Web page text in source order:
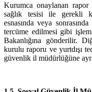
Kurumca onaylanan
sağlık tesisi ile gerekli
esnasında veya
tercüme edilmesi gibi
Bakanlığına gönderilir.
kurulu raporu ve yurtdışı
güvenlik il müdürlüğüne